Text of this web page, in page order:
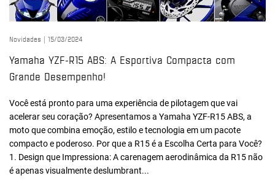
Novidades | 15/03/2024
Yamaha YZF-R15 ABS: A Esportiva Compacta com
Grande Desempenho!
Você está pronto para uma experiência de pilotagem que vai
acelerar seu coração? Apresentamos a Yamaha YZF-R15 ABS, a
moto que combina emoção, estilo e tecnologia em um pacote
compacto e poderoso. Por que a R15 é a Escolha Certa para Você?
1. Design que Impressiona: A carenagem aerodinâmica da R15 não
é apenas visualmente deslumbrant...